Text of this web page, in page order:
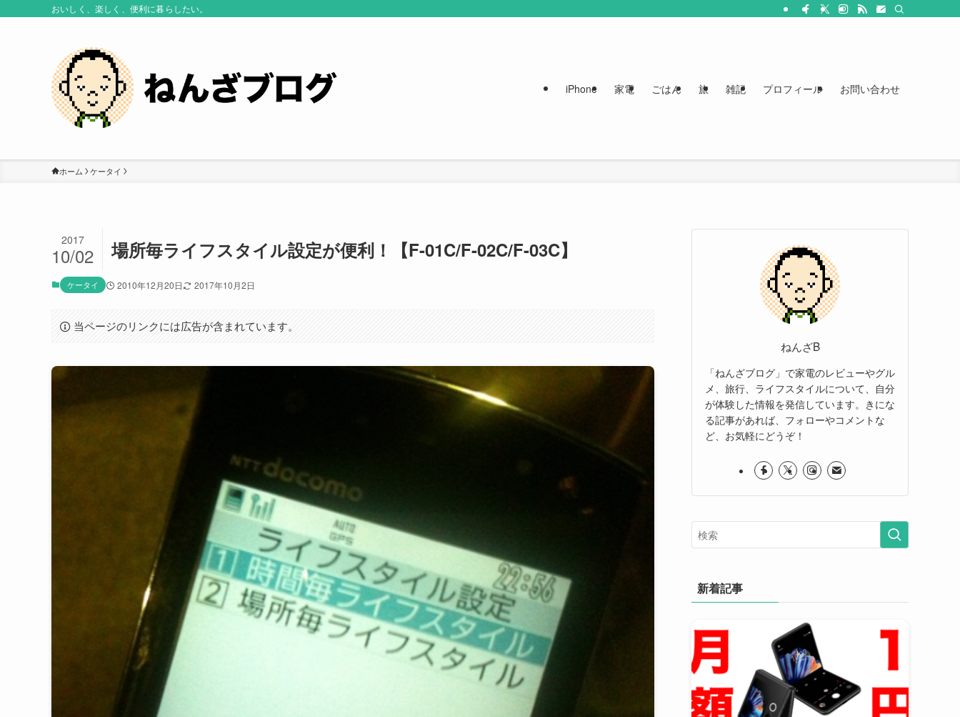
おいしく、楽しく、便利に暮らしたい。
iPhone 家電 ごはん 旅 雑記 プロフィール お問い合わせ
ホーム ケータイ
場所毎ライフスタイル設定が便利！【F-01C/F-02C/F-03C】
2017
10/02
ケータイ 2010年12月20日 2017年10月2日
当ページのリンクには広告が含まれています。
ねんざB
「ねんざブログ」で家電のレビューやグル
メ、旅行、ライフスタイルについて、自分
が体験した情報を発信しています。きにな
る記事があれば、フォローやコメントな
ど、お気軽にどうぞ！
新着記事